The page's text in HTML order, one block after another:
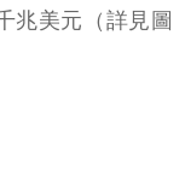
兆美元（詳見圖